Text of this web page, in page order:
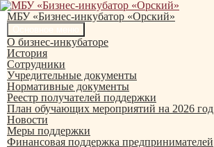
Перейти
содержимому
МБУ «Бизнес-инкубатор «Орский»
Поиск
О бизнес-инкубаторе
История
Сотрудники
Учредительные документы
Нормативные документы
Реестр получателей поддержки
План обучающих мероприятий на 2026 год
Новости
Меры поддержки
Финансовая поддержка предпринимателей